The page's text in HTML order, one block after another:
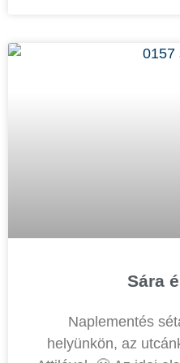
Sára
Naplementés
helyünkön, az